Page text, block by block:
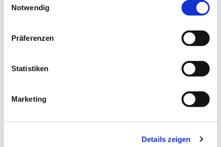
Notwendig
Präferenzen
Statistiken
Marketing
Details zeigen